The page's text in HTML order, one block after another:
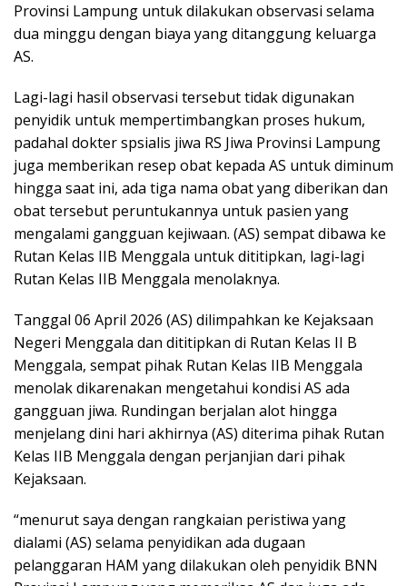
Provinsi Lampung untuk dilakukan observasi selama
dua minggu dengan biaya yang ditanggung keluarga
AS.
Lagi-lagi hasil observasi tersebut tidak digunakan
penyidik untuk mempertimbangkan proses hukum,
padahal dokter spsialis jiwa RS Jiwa Provinsi Lampung
juga memberikan resep obat kepada AS untuk diminum
hingga saat ini, ada tiga nama obat yang diberikan dan
obat tersebut peruntukannya untuk pasien yang
mengalami gangguan kejiwaan. (AS) sempat dibawa ke
Rutan Kelas IIB Menggala untuk dititipkan, lagi-lagi
Rutan Kelas IIB Menggala menolaknya.
Tanggal 06 April 2026 (AS) dilimpahkan ke Kejaksaan
Negeri Menggala dan dititipkan di Rutan Kelas II B
Menggala, sempat pihak Rutan Kelas IIB Menggala
menolak dikarenakan mengetahui kondisi AS ada
gangguan jiwa. Rundingan berjalan alot hingga
menjelang dini hari akhirnya (AS) diterima pihak Rutan
Kelas IIB Menggala dengan perjanjian dari pihak
Kejaksaan.
“menurut saya dengan rangkaian peristiwa yang
dialami (AS) selama penyidikan ada dugaan
pelanggaran HAM yang dilakukan oleh penyidik BNN